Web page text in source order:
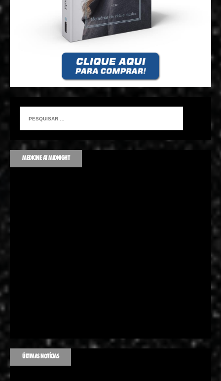
MEDICINE AT MIDNIGHT
ÚLTIMAS NOTÍCIAS